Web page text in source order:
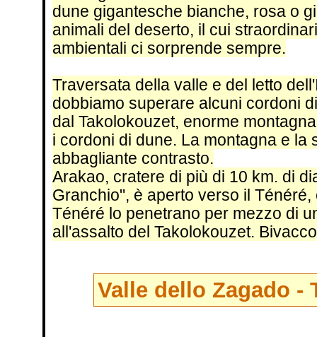
dune gigantesche bianche, rosa o
animali del deserto, il cui
ambientali ci sorprende sempre.
Traversata della valle e del letto
dobbiamo superare alcuni cordoni
dal Takolokouzet, enorme
i cordoni di dune. La montagna e la
abbagliante contrasto.
Arakao, cratere di più di 10 km. di
Granchio", è aperto verso il
Ténéré lo penetrano per mezzo di
all'assalto del Takolokouzet.
Valle dello Zagado -